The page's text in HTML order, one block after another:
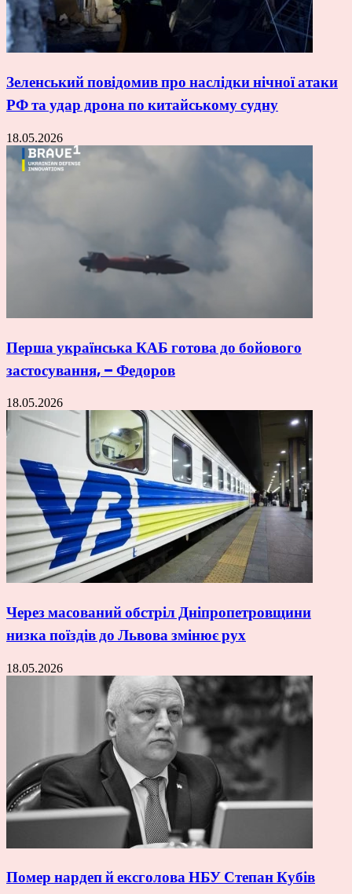
Зеленський повідомив про наслідки нічної атаки
РФ та удар дрона по китайському судну
18.05.2026
Перша українська КАБ готова до бойового
застосування, – Федоров
18.05.2026
Через масований обстріл Дніпропетровщини
низка поїздів до Львова змінює рух
18.05.2026
Помер нардеп й ексголова НБУ Степан Кубів